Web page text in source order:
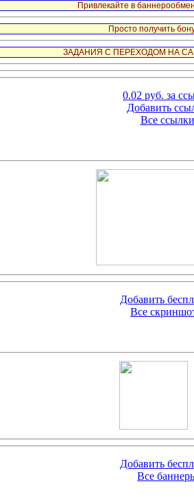
Привлекайте в
Просто получить
ЗАДАНИЯ С ПЕРЕХОДОМ НА
0.02 руб. за
Добавить
Все ссылки
Добавить
Все
Добавить
Все